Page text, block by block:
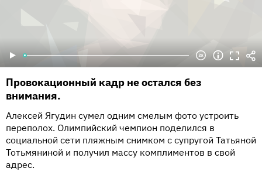
Провокационный кадр не остался без
внимания.
Алексей Ягудин сумел одним смелым фото устроить
переполох. Олимпийский чемпион поделился в
социальной сети пляжным снимком с супругой Татьяной
Тотьмяниной и получил массу комплиментов в свой
адрес.